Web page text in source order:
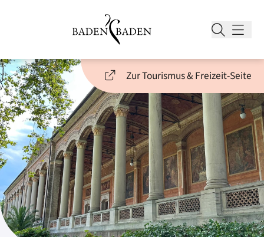
Zur Tourismus & Freizeit-Seite